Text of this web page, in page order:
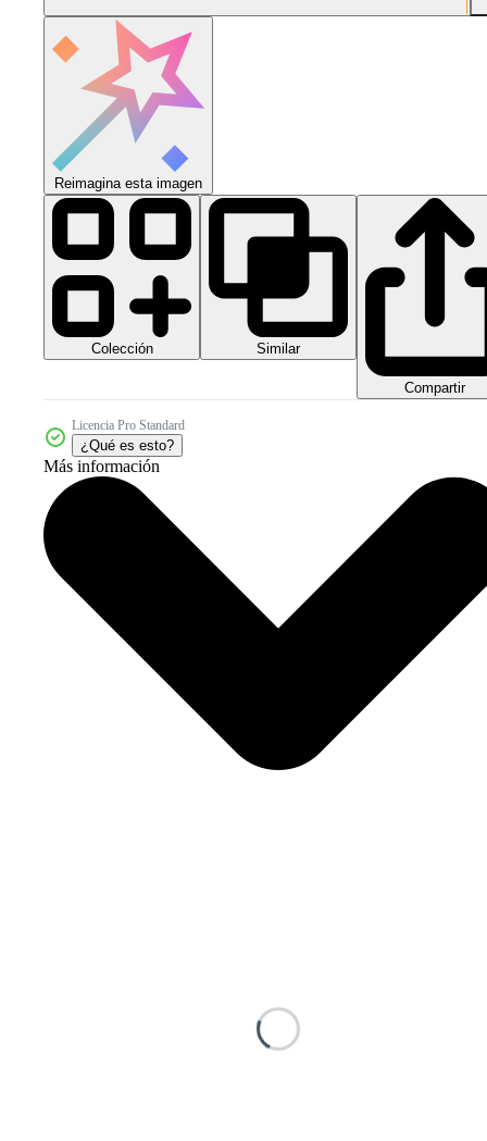
Reimagina esta imagen
Colección Similar
Compartir
Licencia Pro Standard
¿Qué es esto?
Más información